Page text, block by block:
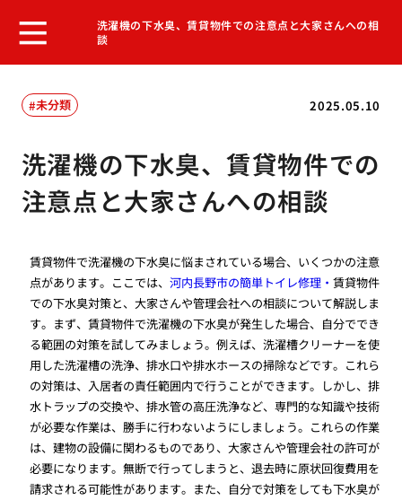
洗濯機の下水臭、賃貸物件での注意点と大家さんへの相
談
2025.05.10
未分類
洗濯機の下水臭、賃貸物件での
注意点と大家さんへの相談
賃貸物件で洗濯機の下水臭に悩まされている場合、いくつかの注意
点があります。ここでは、河内長野市の簡単トイレ修理・賃貸物件
での下水臭対策と、大家さんや管理会社への相談について解説しま
す。まず、賃貸物件で洗濯機の下水臭が発生した場合、自分ででき
る範囲の対策を試してみましょう。例えば、洗濯槽クリーナーを使
用した洗濯槽の洗浄、排水口や排水ホースの掃除などです。これら
の対策は、入居者の責任範囲内で行うことができます。しかし、排
水トラップの交換や、排水管の高圧洗浄など、専門的な知識や技術
が必要な作業は、勝手に行わないようにしましょう。これらの作業
は、建物の設備に関わるものであり、大家さんや管理会社の許可が
必要になります。無断で行ってしまうと、退去時に原状回復費用を
請求される可能性があります。また、自分で対策をしても下水臭が